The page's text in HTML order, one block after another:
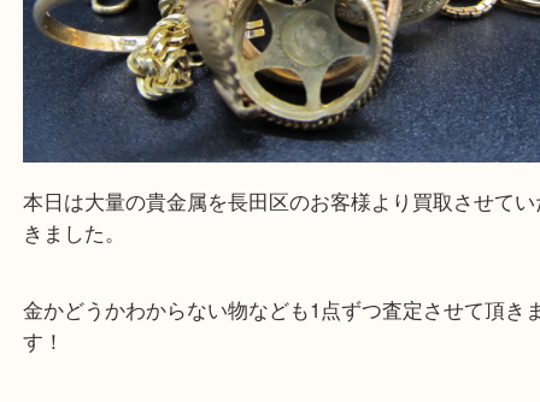
公開日:2026/03/31 最終更新日:2026/01/22
貴金属 リング ネックレス（ 貴金属 リング ネックレス イヤリング
ナ K18 K24 PT900 pt850 ）
金歯 アメジスト K24 金 銀杯 全て Pt1000 ダイヤモンド
貴金属 K22 エメラルド プラチナ 銀食器 ジュエリー Pt950
ーム カメオ K21,6 宝石 シルバーアクセサリー オパール
金製品 金杯 K18 黒蝶真珠 銀製品 Pt800 K14 サンゴ サ
WG パール ヒスイ ブラックオパール ルビー
長田区